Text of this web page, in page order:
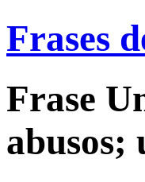
Frases
Frase
abusos;